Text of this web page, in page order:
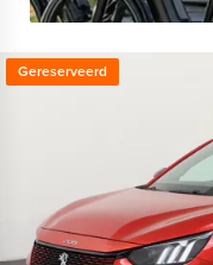
Gereserveerd